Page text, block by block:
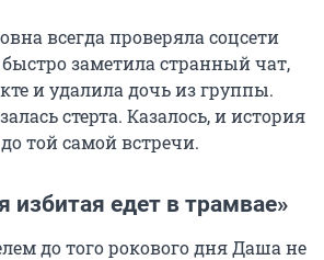
всегда проверяла соцсети
заметила странный чат,
и удалила дочь из группы.
стерта. Казалось, и история
той самой встречи.
избитая едет в трамвае»
до того рокового дня Даша не